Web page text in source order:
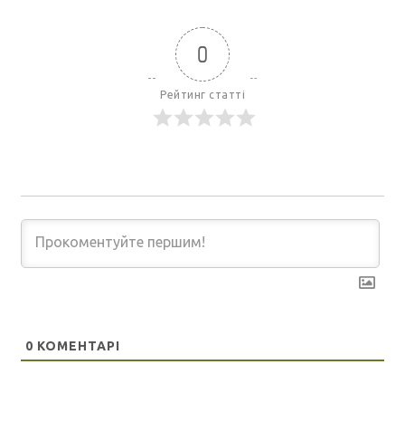
0
Рейтинг статті
0 КОМЕНТАРІ